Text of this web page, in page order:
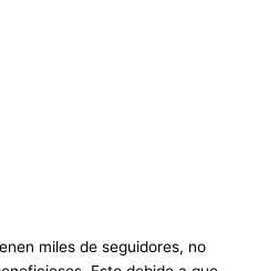
miles de seguidores, no